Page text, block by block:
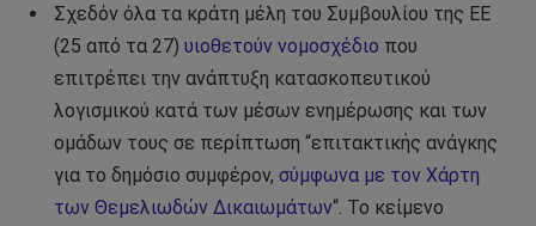
Σχεδόν όλα τα κράτη μέλη του Συμβουλίου της ΕΕ
(25 από τα 27) υιοθετούν νομοσχέδιο που
επιτρέπει την ανάπτυξη κατασκοπευτικού
λογισμικού κατά των μέσων ενημέρωσης και των
ομάδων τους σε περίπτωση “επιτακτικής ανάγκης
για το δημόσιο συμφέρον, σύμφωνα με τον Χάρτη
των Θεμελιωδών Δικαιωμάτων“. Το κείμενο